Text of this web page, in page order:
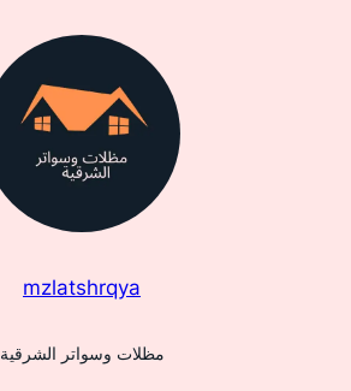
mzlatshrqya
مظلات وسواتر الشرقية